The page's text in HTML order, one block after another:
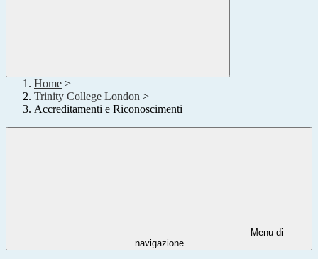
Home >
Trinity College London >
Accreditamenti e Riconoscimenti
Menu di
navigazione